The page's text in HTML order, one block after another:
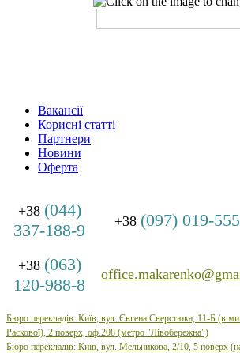
Вакансії
Корисні статті
Партнери
Новини
Оферта
+38 (044)
337-188-9
+38 (097) 019-
+38 (063)
120-988-8
Бюро перекладів: Київ, вул. Євгена Сверстюка, 11-Б (в
Раскової), 2 поверх, оф.208 (метро "Лівобережна")
Бюро перекладів: Київ, вул. Мельникова, 2/10, 5 поверх